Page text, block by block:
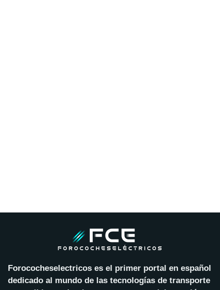
Forococheselectricos es el primer portal en español
dedicado al mundo de las tecnologías de transporte